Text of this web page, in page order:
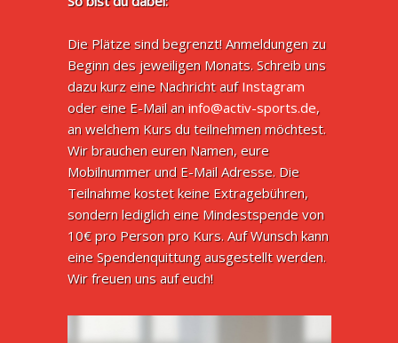
Die Plätze sind begrenzt! Anmeldungen zu
Beginn des jeweiligen Monats. Schreib uns
dazu kurz eine Nachricht aufInstagram
oder eine E-Mail aninfo@activ-sports.de,
an welchem Kurs du teilnehmen möchtest.
Wir brauchen euren Namen, eure
Mobilnummer und E-Mail Adresse. Die
Teilnahme kostet keine Extragebühren,
sondern lediglich eine Mindestspende von
10€ pro Person pro Kurs. Auf Wunsch kann
eine Spendenquittung ausgestellt werden.
Wir freuen uns auf euch!